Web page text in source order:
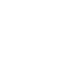
travaux
Bien constitué de
bons revenus
Au RDC, un